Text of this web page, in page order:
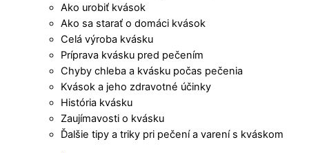
Ako urobiť kvások
Ako sa starať o domáci kvások
Celá výroba kvásku
Príprava kvásku pred pečením
Chyby chleba a kvásku počas pečenia
Kvások a jeho zdravotné účinky
História kvásku
Zaujímavosti o kvásku
Ďalšie tipy a triky pri pečení a varení s kváskom